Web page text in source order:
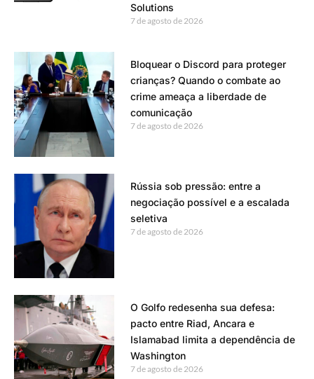
Solutions
7 de agosto de 2026
Bloquear o Discord para proteger
crianças? Quando o combate ao
crime ameaça a liberdade de
comunicação
7 de agosto de 2026
Rússia sob pressão: entre a
negociação possível e a escalada
seletiva
7 de agosto de 2026
O Golfo redesenha sua defesa:
pacto entre Riad, Ancara e
Islamabad limita a dependência de
Washington
7 de agosto de 2026